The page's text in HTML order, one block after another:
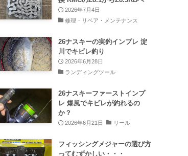
2026年7月4日
修理・リペア・メンテナンス
26ナスキーの実釣インプレ 淀
川でキビレ釣り
2026年6月28日
ランディングツール
26ナスキーファーストインプ
レ 爆風でキビレが釣れるの
か？
2026年6月21日 リール
フィッシングメジャーの選び方
ってむずかしい・・・